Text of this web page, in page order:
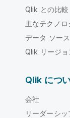
Qlik との比較
主なテクノ
データ ソー
Qlik リージョ
Qlik につ
会社
リーダーシッ